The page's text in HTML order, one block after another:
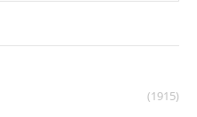
(1915)